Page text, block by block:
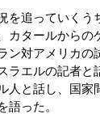
を追っていく
カタールから
ン対アメリカ
ラエルの記者
人と話し、国
った。